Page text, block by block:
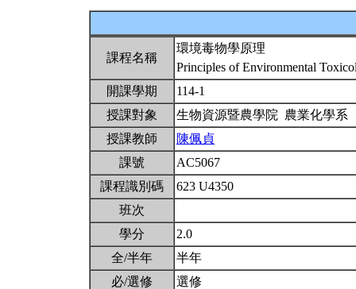
課程名稱
環境毒物學原理
Principles of Environmental
開課學期
114-1
授課對象
生物資源暨農學院 農業化學系
授課教師
陳佩貞
課號
AC5067
課程識別碼
623 U4350
班次
學分
2.0
全/半年
半年
必/選修
選修